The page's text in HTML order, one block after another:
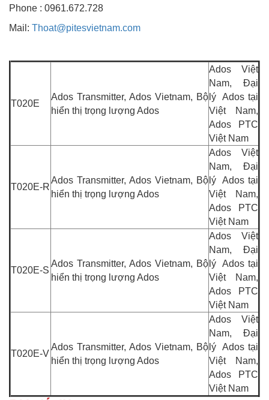
Phone : 0961.672.728
Mail: Thoat@pitesvietnam.com
T020E
Ados Transmitter, Ados Vietnam, Bộ
hiển thị trọng lượng Ados
Ados Việt
Nam, Đại
lý Ados tại
Việt Nam,
Ados PTC
Việt Nam
T020E-R
Ados Transmitter, Ados Vietnam, Bộ
hiển thị trọng lượng Ados
Ados Việt
Nam, Đại
lý Ados tại
Việt Nam,
Ados PTC
Việt Nam
T020E-S
Ados Transmitter, Ados Vietnam, Bộ
hiển thị trọng lượng Ados
Ados Việt
Nam, Đại
lý Ados tại
Việt Nam,
Ados PTC
Việt Nam
T020E-V
Ados Transmitter, Ados Vietnam, Bộ
hiển thị trọng lượng Ados
Ados Việt
Nam, Đại
lý Ados tại
Việt Nam,
Ados PTC
Việt Nam